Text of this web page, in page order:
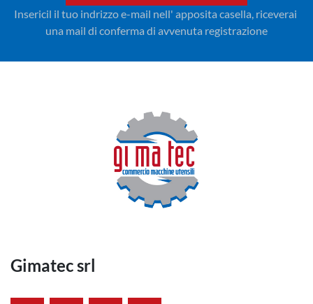
Insericil il tuo indrizzo e-mail nell' apposita casella, riceverai
una mail di conferma di avvenuta registrazione
Gimatec srl